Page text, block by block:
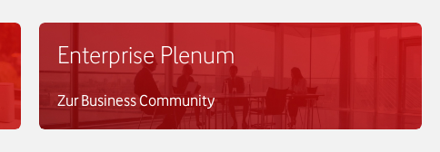
Enterprise Plenum
Zur Business Community